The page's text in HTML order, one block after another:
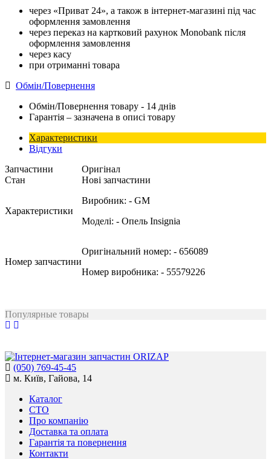
через «Приват 24», а також в інтернет-магазині під час
оформлення замовлення
через переказ на картковий рахунок Monobank після
оформлення замовлення
через касу
при отриманні товара
Обмін/Повернення
Обмін/Повернення товару - 14 днів
Гарантія – зазначена в описі товару
Характеристики
Відгуки
Запчастини
Оригінал
Стан
Нові запчастини
Характеристики
Виробник: - GM
Моделі: - Опель Insignia
Номер запчастини
Оригінальний номер: - 656089
Номер виробника: - 55579226
Популярные товары
(050) 769-45-45
м. Київ, Гайова, 14
Каталог
СТО
Про компанію
Доставка та оплата
Гарантія та повернення
Контакти